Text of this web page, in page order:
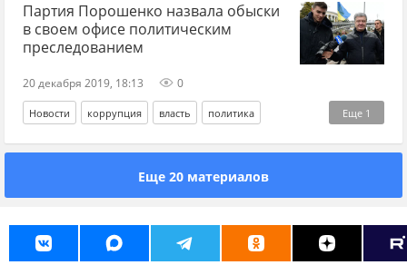
Партия Порошенко назвала обыски
в своем офисе политическим
преследованием
20 декабря 2019, 18:13 0
Еще 1
Новости коррупция власть политика
Петр Порошенко*
Еще 20 материалов